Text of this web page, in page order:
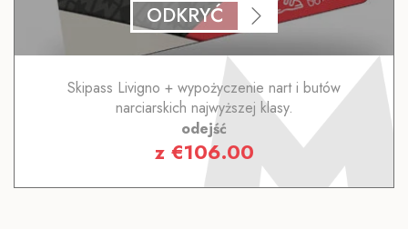
ODKRYĆ
Skipass Livigno + wypożyczenie nart i butów
narciarskich najwyższej klasy.
odejść
z €106.00